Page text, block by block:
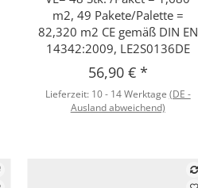
m2, 49 Pakete/Palette =
82,320 m2 CE gemäß DIN EN
14342:2009, LE2S0136DE
56,90 € *
Lieferzeit: 10 - 14 Werktage (DE -
Ausland abweichend)